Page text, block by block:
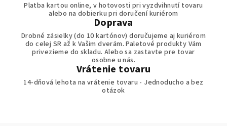
Platba kartou online, v hotovosti pri vyzdvihnutí tovaru
alebo na dobierku pri doručení kuriérom
Doprava
Drobné zásielky (do 10 kartónov) doručujeme aj kuriérom
do celej SR až k Vašim dverám. Paletové produkty Vám
privezieme do skladu. Alebo sa zastavte pre tovar
osobne u nás.
Vrátenie tovaru
14-dňová lehota na vrátenie tovaru - Jednoducho a bez
otázok